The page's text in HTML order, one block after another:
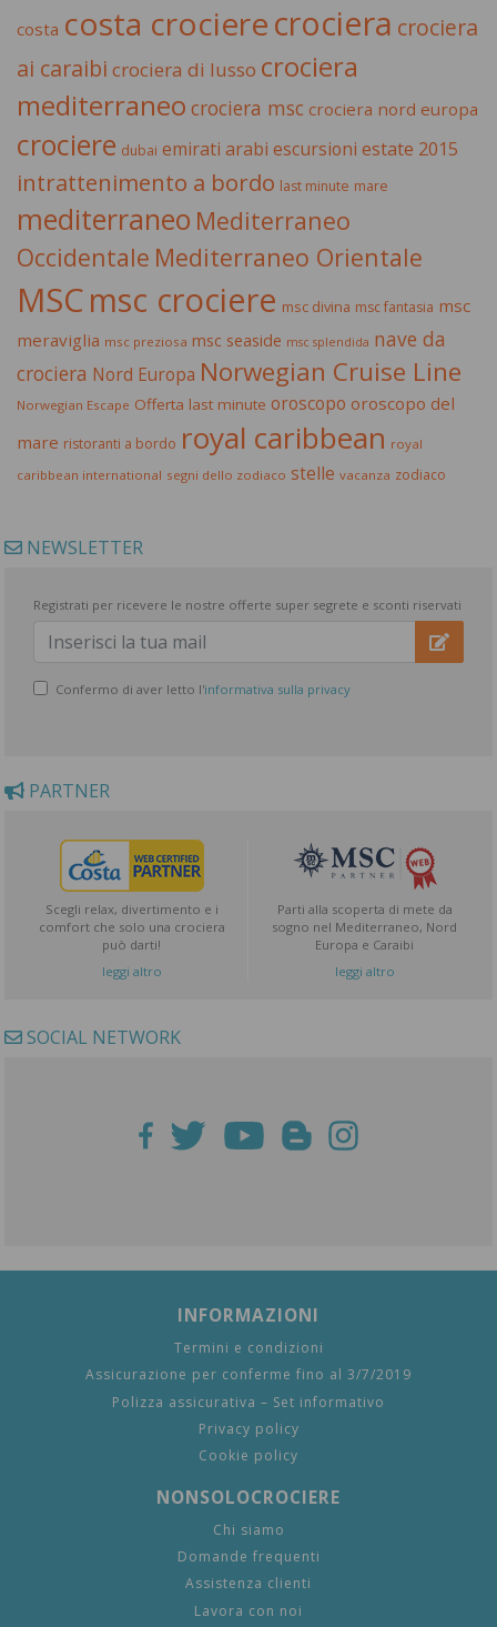
costa costa crocierecrociera crociera
ai caraibi crociera di lusso crociera
mediterraneo crociera msc crociera nord europa
crociere dubai emirati arabi escursioni estate 2015
intrattenimento a bordo last minute mare
mediterraneo Mediterraneo
Occidentale Mediterraneo Orientale
MSCmsc crociere msc divina msc fantasia msc
meraviglia msc preziosa msc seaside msc splendida nave da
crociera Nord Europa Norwegian Cruise Line
Norwegian Escape Offerta last minute oroscopo oroscopo del
mare ristoranti a bordo royal caribbean royal
caribbean international segni dello zodiaco stelle vacanza zodiaco
NEWSLETTER
Registrati per ricevere le nostre offerte super segrete e sconti riservati
Confermo di aver letto l'informativa sulla privacy
PARTNER
Scegli relax, divertimento e i
comfort che solo una crociera
può darti!
leggi altro
Parti alla scoperta di mete da
sogno nel Mediterraneo, Nord
Europa e Caraibi
leggi altro
SOCIAL NETWORK
INFORMAZIONI
Termini e condizioni
Assicurazione per conferme fino al 3/7/2019
Polizza assicurativa – Set informativo
Privacy policy
Cookie policy
NONSOLOCROCIERE
Chi siamo
Domande frequenti
Assistenza clienti
Lavora con noi